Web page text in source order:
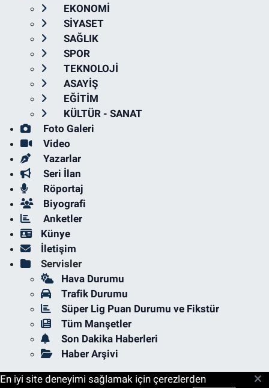
EKONOMİ
SİYASET
SAĞLIK
SPOR
TEKNOLOJİ
ASAYİŞ
EĞİTİM
KÜLTÜR - SANAT
Foto Galeri
Video
Yazarlar
Seri İlan
Röportaj
Biyografi
Anketler
Künye
İletişim
Servisler
Hava Durumu
Trafik Durumu
Süper Lig Puan Durumu ve Fikstür
Tüm Manşetler
Son Dakika Haberleri
Haber Arşivi
En iyi site deneyimi sağlamak için çerezlerden